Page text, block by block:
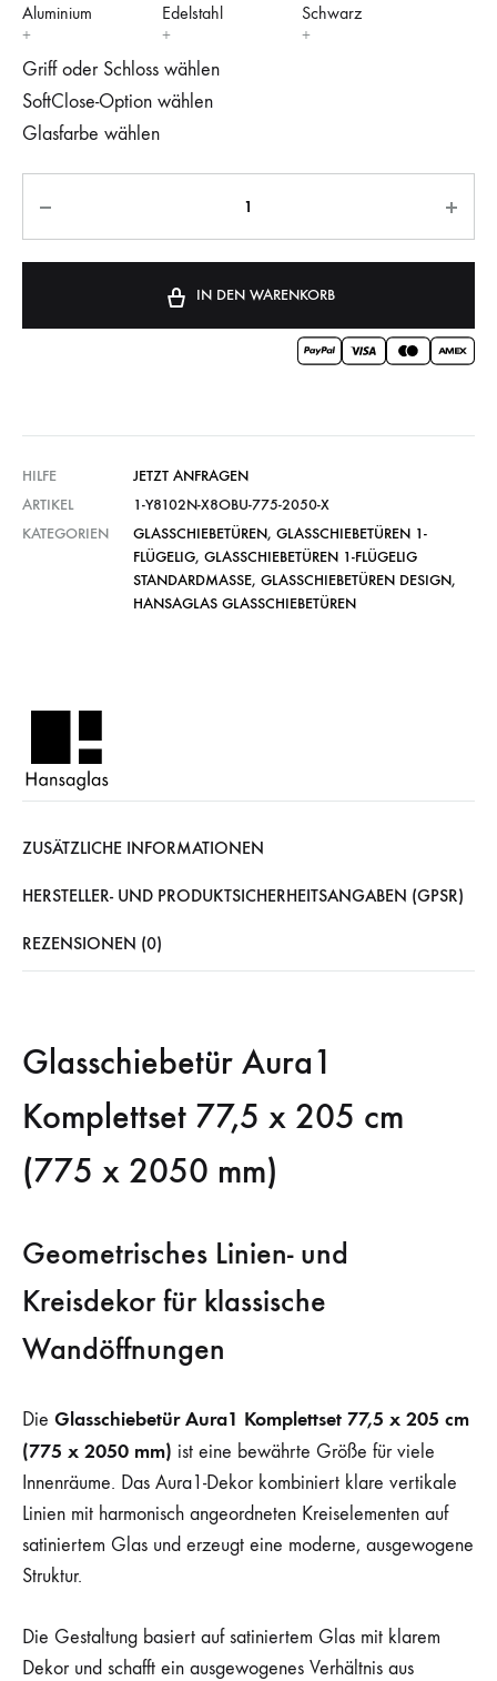
Aluminium Edelstahl Schwarz
Griff oder Schloss wählen
SoftClose-Option wählen
Glasfarbe wählen
IN DEN WARENKORB
HILFE
JETZT ANFRAGEN
ARTIKEL
1-Y8102N-X8OBU-775-2050-X
KATEGORIEN
GLASSCHIEBETÜREN, GLASSCHIEBETÜREN 1-
FLÜGELIG, GLASSCHIEBETÜREN 1-FLÜGELIG
STANDARDMASSE , GLASSCHIEBETÜREN DESIGN,
HANSAGLAS GLASSCHIEBETÜREN
ZUSÄTZLICHE INFORMATIONEN
HERSTELLER- UND PRODUKTSICHERHEITSANGABEN (GPSR)
REZENSIONEN (0)
Glasschiebetür Aura1
Komplettset 77,5 x 205 cm
(775 x 2050 mm)
Geometrisches Linien- und
Kreisdekor für klassische
Wandöffnungen
Die Glasschiebetür Aura1 Komplettset 77,5 x 205 cm
(775 x 2050 mm) ist eine bewährte Größe für viele
Innenräume. Das Aura1-Dekor kombiniert klare vertikale
Linien mit harmonisch angeordneten Kreiselementen auf
satiniertem Glas und erzeugt eine moderne, ausgewogene
Struktur.
Die Gestaltung basiert auf satiniertem Glas mit klarem
Dekor und schafft ein ausgewogenes Verhältnis aus